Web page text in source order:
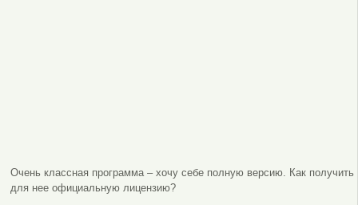
Очень классная программа – хочу себе полную версию. Как получить
для нее официальную лицензию?